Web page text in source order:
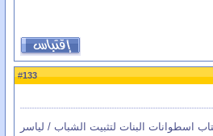
#
133
اسطوانات البنات لتثبيت الشباب / لياسر